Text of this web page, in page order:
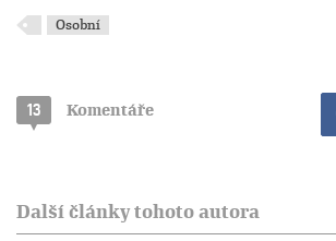
Osobní
13 Komentáře
Další články tohoto autora